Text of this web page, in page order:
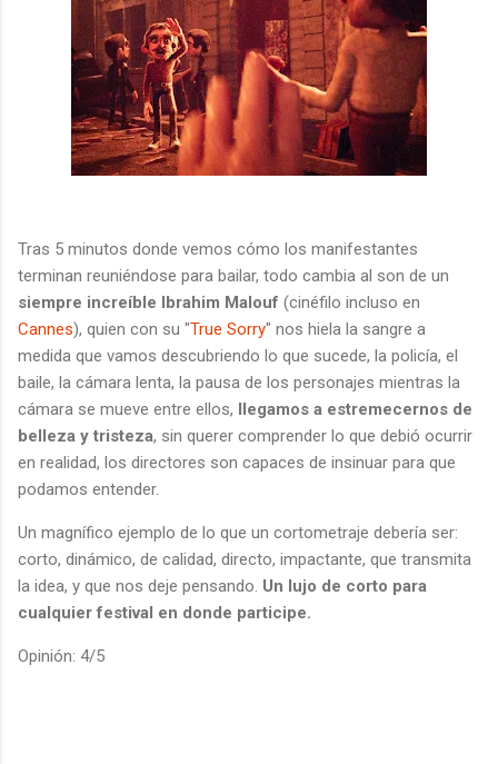
Tras 5 minutos donde vemos cómo los manifestantes
terminan reuniéndose para bailar, todo cambia al son de un
siempre increíble Ibrahim Malouf (cinéfilo incluso en
Cannes), quien con su "True Sorry" nos hiela la sangre a
medida que vamos descubriendo lo que sucede, la policía, el
baile, la cámara lenta, la pausa de los personajes mientras la
cámara se mueve entre ellos, llegamos a estremecernos de
belleza y tristeza, sin querer comprender lo que debió ocurrir
en realidad, los directores son capaces de insinuar para que
podamos entender.
Un magnífico ejemplo de lo que un cortometraje debería ser:
corto, dinámico, de calidad, directo, impactante, que transmita
la idea, y que nos deje pensando. Un lujo de corto para
cualquier festival en donde participe.
Opinión: 4/5